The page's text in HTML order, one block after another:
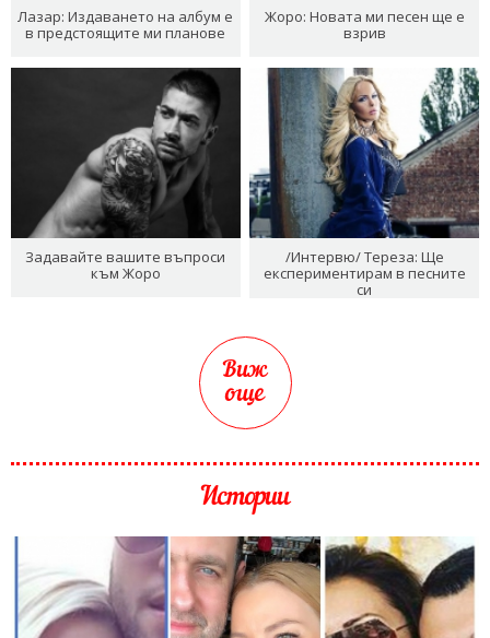
Лазар: Издаването на албум е
в предстоящите ми планове
Жоро: Новата ми песен ще е
взрив
Задавайте вашите въпроси
към Жоро
/Интервю/ Тереза: Ще
експериментирам в песните
си
Виж
още
Истории